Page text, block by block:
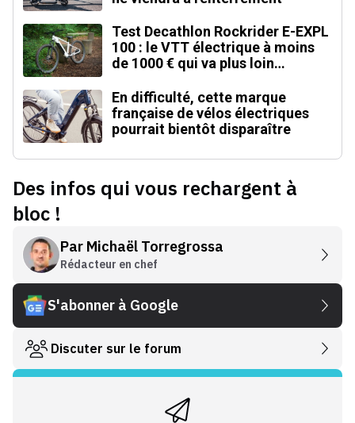
Test Decathlon Rockrider E-EXPL
100 : le VTT électrique à moins
de 1000 € qui va plus loin
En difficulté, cette marque
française de vélos électriques
pourrait bientôt disparaître
Des infos qui vous rechargent à
bloc !
Par Michaël Torregrossa
Rédacteur en chef
S'abonner à Google
Discuter sur le forum